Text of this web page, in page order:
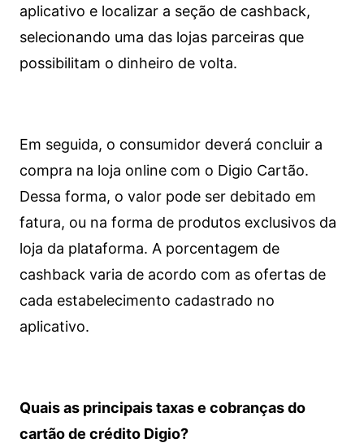
aplicativo e localizar a seção de cashback,
selecionando uma das lojas parceiras que
possibilitam o dinheiro de volta.
Em seguida, o consumidor deverá concluir a
compra na loja online com o Digio Cartão.
Dessa forma, o valor pode ser debitado em
fatura, ou na forma de produtos exclusivos da
loja da plataforma. A porcentagem de
cashback varia de acordo com as ofertas de
cada estabelecimento cadastrado no
aplicativo.
Quais as principais taxas e cobranças do
cartão de crédito Digio?